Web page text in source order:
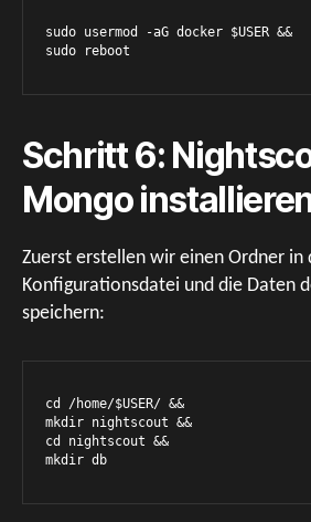
sudo usermod -aG docker $USER &&
sudo reboot
Schritt 6:
Mongo
Zuerst erstellen wir einen Ordner in
Konfigurationsdatei und die Daten
speichern:
cd /home/$USER/ &&
mkdir nightscout &&
cd nightscout &&
mkdir db